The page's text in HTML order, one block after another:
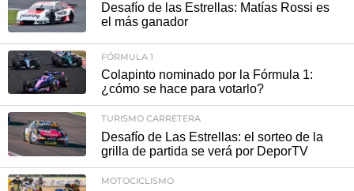
Desafío de las Estrellas: Matías Rossi es
el más ganador
FÓRMULA 1
Colapinto nominado por la Fórmula 1:
¿cómo se hace para votarlo?
TURISMO CARRETERA
Desafío de Las Estrellas: el sorteo de la
grilla de partida se verá por DeporTV
MOTOCICLISMO